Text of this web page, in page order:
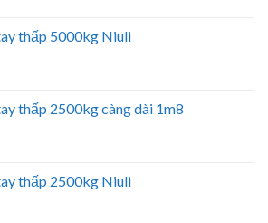
thấp 5000kg Niuli
thấp 2500kg càng dài 1m8
thấp 2500kg Niuli